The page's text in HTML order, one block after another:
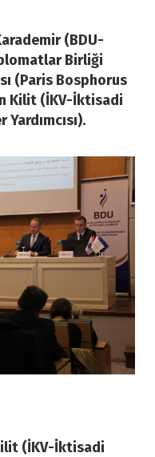
(BDU-
Birliği
(Paris Bosphorus
Kilit (İKV-İktisadi
(İKV-İktisadi